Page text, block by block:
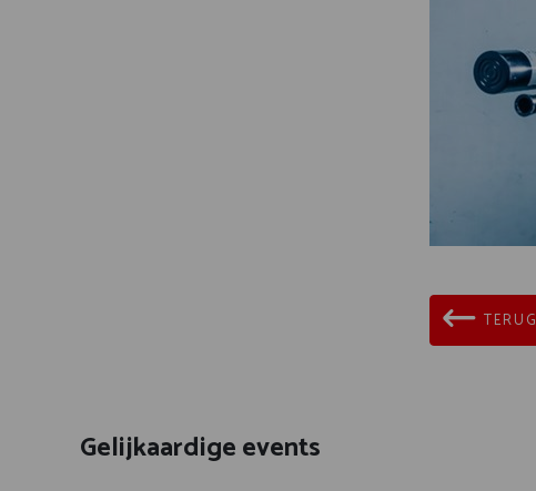
TERUG
Gelijkaardige events